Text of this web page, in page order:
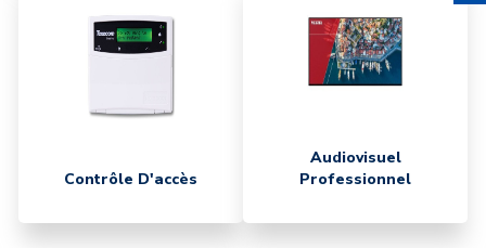
Contrôle D'accès
Audiovisuel
Professionnel